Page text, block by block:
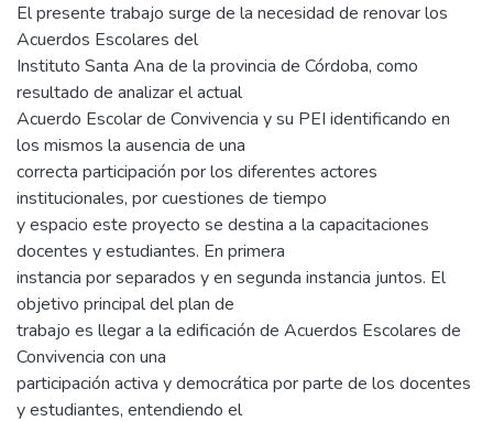
El presente trabajo surge de la necesidad de renovar los
Acuerdos Escolares del
Instituto Santa Ana de la provincia de Córdoba, como
resultado de analizar el actual
Acuerdo Escolar de Convivencia y su PEI identificando en
los mismos la ausencia de una
correcta participación por los diferentes actores
institucionales, por cuestiones de tiempo
y espacio este proyecto se destina a la capacitaciones
docentes y estudiantes. En primera
instancia por separados y en segunda instancia juntos. El
objetivo principal del plan de
trabajo es llegar a la edificación de Acuerdos Escolares de
Convivencia con una
participación activa y democrática por parte de los docentes
y estudiantes, entendiendo el